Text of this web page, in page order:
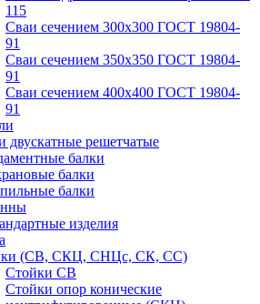
115
Сваи сечением 300х300 ГОСТ 19804-
91
Сваи сечением 350х350 ГОСТ 19804-
91
Сваи сечением 400х400 ГОСТ 19804-
91
двускатные решетчатые
балки
балки
балки
изделия
(СВ, СКЦ, СНЦс, СК, СС)
Стойки СВ
Стойки опор конические